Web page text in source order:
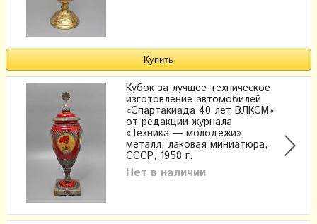
Кубок за лучшее техническое
изготовление автомобилей
«Спартакиада 40 лет ВЛКСМ»
от редакции журнала
«Техника — молодежи»,
металл, лаковая миниатюра,
СССР, 1958 г.
Нет в наличии